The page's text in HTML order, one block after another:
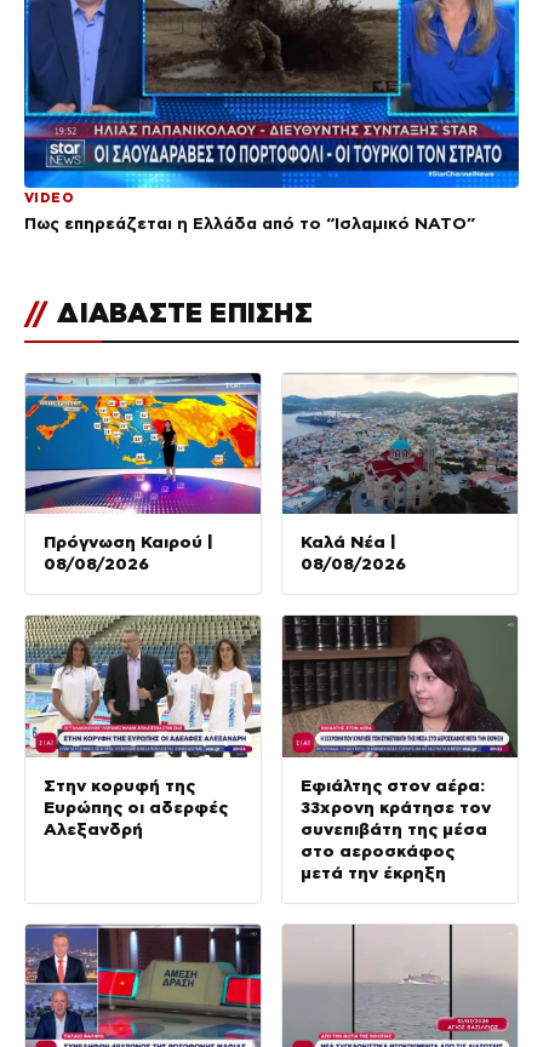
VIDEO
Πως επηρεάζεται η Ελλάδα από το “Ισλαμικό ΝΑΤΟ”
// ΔΙΑΒΑΣΤΕ ΕΠΙΣΗΣ
Πρόγνωση Καιρού |
08/08/2026
Καλά Νέα |
08/08/2026
Στην κορυφή της
Ευρώπης οι αδερφές
Αλεξανδρή
Εφιάλτης στον αέρα:
33χρονη κράτησε τον
συνεπιβάτη της μέσα
στο αεροσκάφος
μετά την έκρηξη